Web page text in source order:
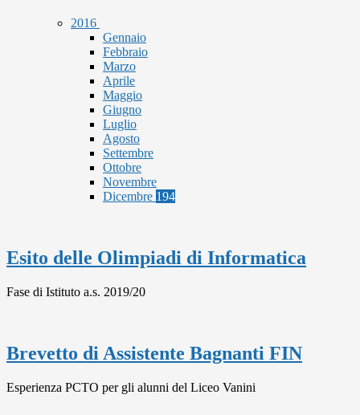
2016
Gennaio
Febbraio
Marzo
Aprile
Maggio
Giugno
Luglio
Agosto
Settembre
Ottobre
Novembre
Dicembre 194
Esito delle Olimpiadi di Informatica
Fase di Istituto a.s. 2019/20
Brevetto di Assistente Bagnanti FIN
Esperienza PCTO per gli alunni del Liceo Vanini